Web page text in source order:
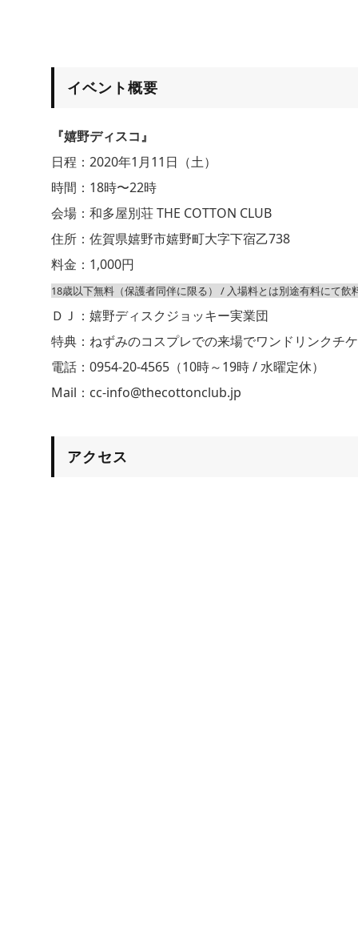
イベント概要
『嬉野ディスコ』
日程：2020年1月11日（土）
時間：18時〜22時
会場：和多屋別荘 THE COTTON CLUB
住所：佐賀県嬉野市嬉野町大字下宿乙738
料金：1,000円
18歳以下無料（保護者同伴に限る） / 入場料とは別途有料にて飲
ＤＪ：嬉野ディスクジョッキー実業団
特典：ねずみのコスプレでの来場でワンドリンクチ
電話：0954-20-4565（10時～19時 / 水曜定休）
Mail：cc-info@thecottonclub.jp
アクセス